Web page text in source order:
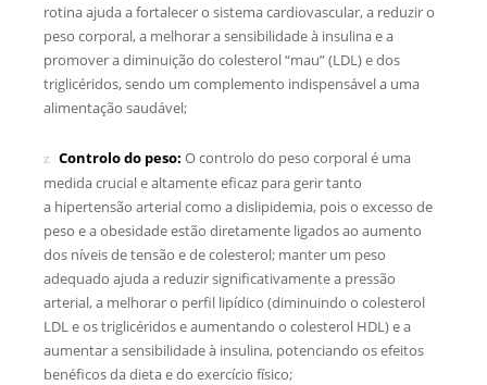
rotina ajuda a fortalecer o sistema cardiovascular, a reduzir o
peso corporal, a melhorar a sensibilidade à insulina e a
promover a diminuição do colesterol “mau” (LDL) e dos
triglicéridos, sendo um complemento indispensável a uma
alimentação saudável;
Controlo do peso: O controlo do peso corporal é uma
medida crucial e altamente eficaz para gerir tanto
a hipertensão arterial como a dislipidemia, pois o excesso de
peso e a obesidade estão diretamente ligados ao aumento
dos níveis de tensão e de colesterol; manter um peso
adequado ajuda a reduzir significativamente a pressão
arterial, a melhorar o perfil lipídico (diminuindo o colesterol
LDL e os triglicéridos e aumentando o colesterol HDL) e a
aumentar a sensibilidade à insulina, potenciando os efeitos
benéficos da dieta e do exercício físico;